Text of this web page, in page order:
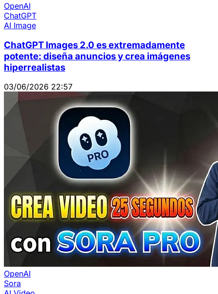
OpenAI
ChatGPT
AI Image
ChatGPT Images 2.0 es extremadamente
potente: diseña anuncios y crea imágenes
hiperrealistas
03/06/2026 22:57
OpenAI
Sora